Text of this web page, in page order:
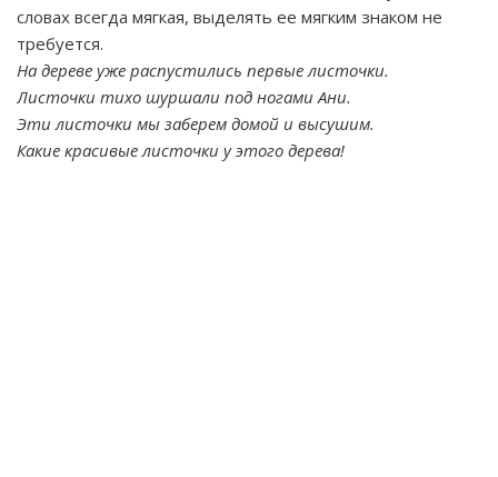
словах всегда мягкая, выделять ее мягким знаком не
требуется.
На дереве уже распустились первые листочки.
Листочки тихо шуршали под ногами Ани.
Эти листочки мы заберем домой и высушим.
Какие красивые листочки у этого дерева!